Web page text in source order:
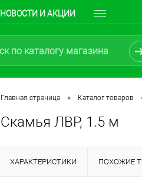
НОВОСТИ И АКЦИИ
Главная страница • Каталог товаров
Скамья ЛВР, 1.5 м
ХАРАКТЕРИСТИКИ ПОХОЖИЕ